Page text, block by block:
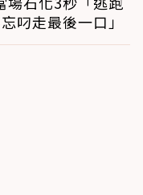
叼走最後一口」